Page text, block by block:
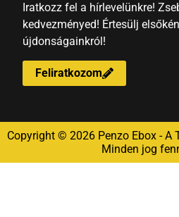
Iratkozz fel a hírlevelünkre!
kedvezményed! Értesülj
újdonságainkról!
Feliratkozom
Copyright © 2026 Penzo Ebox - A
Minden jog